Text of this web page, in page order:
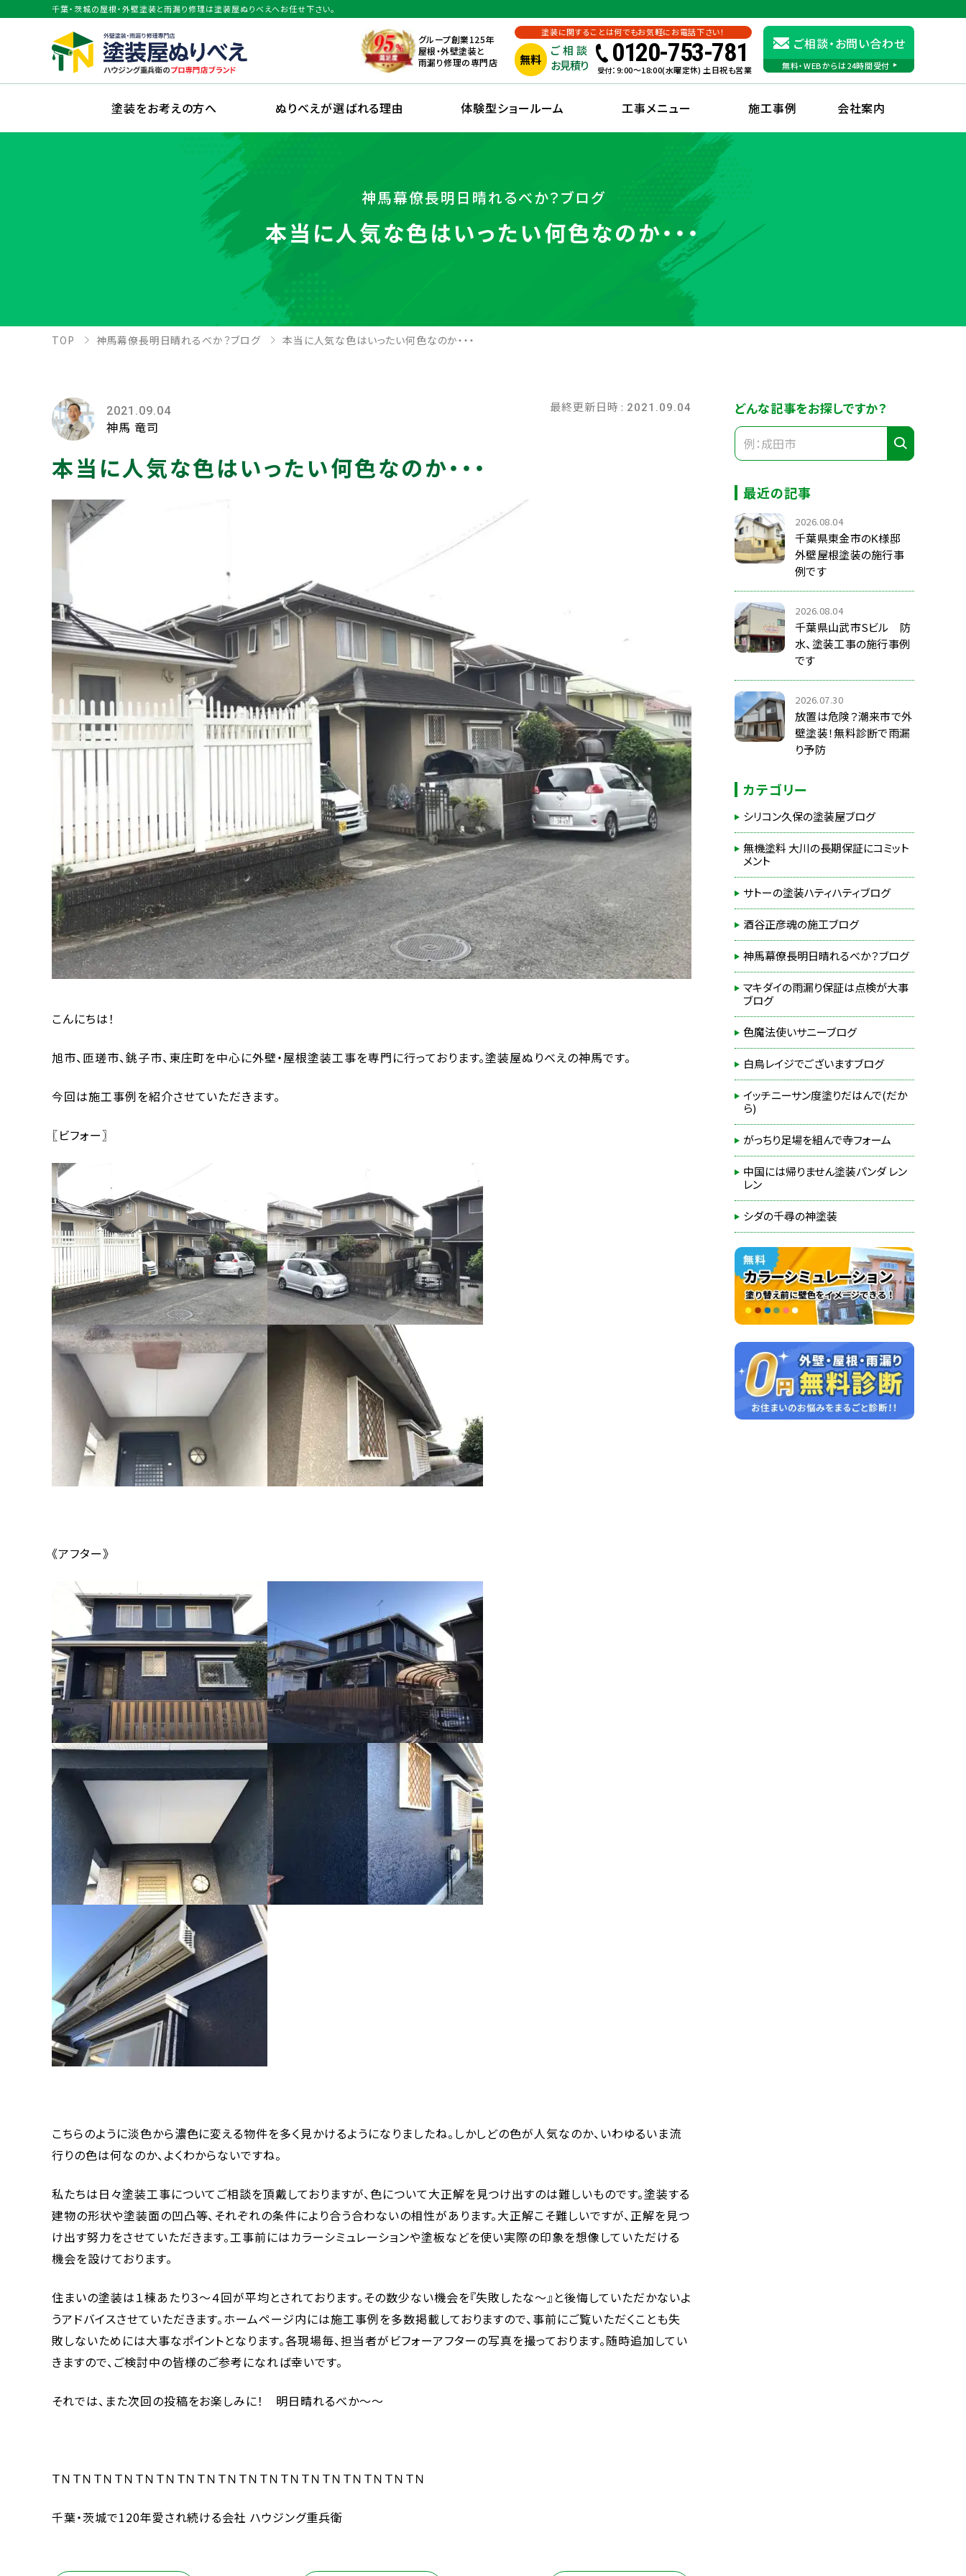
千葉・茨城の屋根・外壁塗装と雨漏り修理は塗装屋ぬりべえへお任せ下さい。
グループ創業125年
屋根・外壁塗装と
雨漏り修理の専門店
塗装に関することは何でもお気軽にお電話下さい！
無料
ご相談
お見積り
0120-753-781
受付：9:00〜18:00(水曜定休) 土日祝も営業
ご相談・お問い合わせ
無料・WEBからは24時間受付
塗装をお考えの方へ ぬりべえが選ばれる理由 体験型ショールーム 工事メニュー 施工事例 会社案内
神馬幕僚長明日晴れるべか？ブログ
本当に人気な色はいったい何色なのか・・・
TOP 神馬幕僚長明日晴れるべか？ブログ 本当に人気な色はいったい何色なのか・・・
2021.09.04
神馬 竜司
最終更新日時 : 2021.09.04
本当に人気な色はいったい何色なのか・・・
こんにちは！
旭市、匝瑳市、銚子市、東庄町を中心に外壁・屋根塗装工事を専門に行っております。塗装屋ぬりべえの神馬です。
今回は施工事例を紹介させていただきます。
〖ビフォー〗
《アフター》
こちらのように淡色から濃色に変える物件を多く見かけるようになりましたね。しかしどの色が人気なのか、いわゆるいま流
行りの色は何なのか、よくわからないですね。
私たちは日々塗装工事についてご相談を頂戴しておりますが、色について大正解を見つけ出すのは難しいものです。塗装する
建物の形状や塗装面の凹凸等、それぞれの条件により合う合わないの相性があります。大正解こそ難しいですが、正解を見つ
け出す努力をさせていただきます。工事前にはカラーシミュレーションや塗板などを使い実際の印象を想像していただける
機会を設けております。
住まいの塗装は１棟あたり３～４回が平均とされております。その数少ない機会を『失敗したな～』と後悔していただかないよ
うアドバイスさせていただきます。ホームページ内には施工事例を多数掲載しておりますので、事前にご覧いただくことも失
敗しないためには大事なポイントとなります。各現場毎、担当者がビフォーアフターの写真を撮っております。随時追加してい
きますので、ご検討中の皆様のご参考になれば幸いです。
それでは、また次回の投稿をお楽しみに！ 明日晴れるべか～～
ＴＮＴＮＴＮＴＮＴＮＴＮＴＮＴＮＴＮＴＮＴＮＴＮＴＮＴＮＴＮＴＮＴＮＴＮ
千葉・茨城で120年愛され続ける会社 ハウジング重兵衛
どんな記事をお探しですか？
最近の記事
2026.08.04
千葉県東金市のK様邸
外壁屋根塗装の施行事
例です
2026.08.04
千葉県山武市Sビル 防
水、塗装工事の施行事例
です
2026.07.30
放置は危険？潮来市で外
壁塗装！無料診断で雨漏
り予防
カテゴリー
シリコン久保の塗装屋ブログ
無機塗料 大川の長期保証にコミット
メント
サトーの塗装ハティハティブログ
酒谷正彦魂の施工ブログ
神馬幕僚長明日晴れるべか？ブログ
マキダイの雨漏り保証は点検が大事
ブログ
色魔法使いサニーブログ
白鳥レイジでございますブログ
イッチニーサン度塗りだはんで(だか
ら)
がっちり足場を組んで寺フォーム
中国には帰りません塗装パンダ レン
レン
シダの千尋の神塗装